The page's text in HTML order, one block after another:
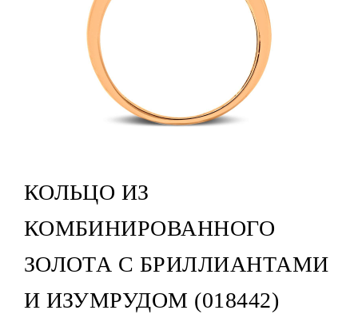
КОЛЬЦО ИЗ
КОМБИНИРОВАННОГО
ЗОЛОТА С БРИЛЛИАНТАМИ
И ИЗУМРУДОМ (018442)